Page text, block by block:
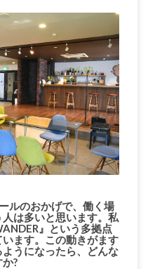
ルのおかげで、働く場
は多いと思います。私
』という多拠点
ます。この動きがます
うになったら、どんな
?